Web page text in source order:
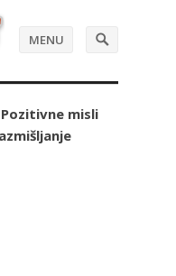
MENU
Pozitivne misli